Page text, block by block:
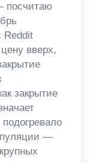
посчитаю
Reddit
вверх,
закрытие
—